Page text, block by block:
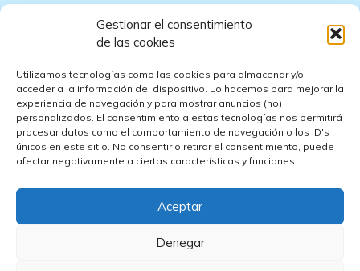
Gestionar el consentimiento
de las cookies
Utilizamos tecnologías como las cookies para almacenar y/o
acceder a la información del dispositivo. Lo hacemos para mejorar la
experiencia de navegación y para mostrar anuncios (no)
personalizados. El consentimiento a estas tecnologías nos permitirá
procesar datos como el comportamiento de navegación o los ID's
únicos en este sitio. No consentir o retirar el consentimiento, puede
afectar negativamente a ciertas características y funciones.
Aceptar
Denegar
Canal denuncias trabajadores
Aviso legal
Politica de cookies
Politica de ventas
Politica de confidencialidad
Empresa de limpieza en Almeria, que presta